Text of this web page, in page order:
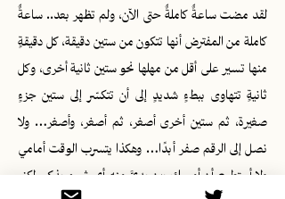
لقد مضت ساعةٌ كاملةٌ حتى الآن، ولم تظهر بعد.. ساعةٌ
كاملة من المفترض أنها تتكون من ستين دقيقة، كل دقيقةٍ
منها تسير على أقل من مهلها نحو ستين ثانية أخرى، وكل
ثانيةٍ تتهاوى ببطءٍ شديدٍ إلى أن تتكسّر إلى ستين جزءٍ
صغيرة، ثم ستين أخرى أصغر، ثم أصغر، وأصغر… ولا
نصل إلى الرقم صفر أبدًا… وهكذا يتسرب الوقت أمامي
ولا أستطيع أن أمسك بين يديَّ منه أي شيءٍ يذكر. لكني